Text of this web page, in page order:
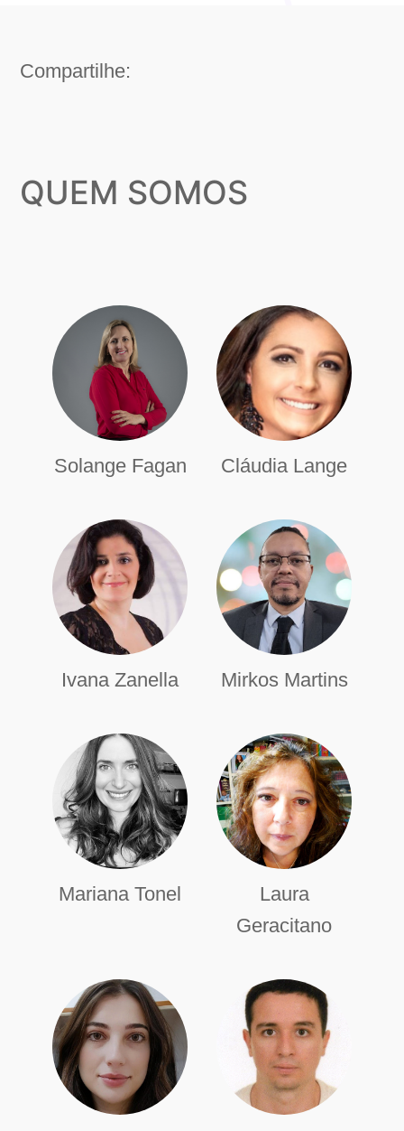
Compartilhe:
QUEM SOMOS
Solange Fagan Cláudia Lange
Ivana Zanella Mirkos Martins
Mariana Tonel
Laura
Geracitano